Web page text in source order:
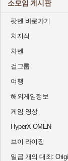
소모임 게시판
팟벤 바로가기
치지직
차벤
걸그룹
여행
해외게임정보
게임 영상
HyperX OMEN
브이 라이징
일곱 개의 대죄: